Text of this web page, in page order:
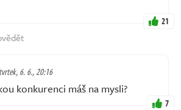
21
6. 6., 20:16
konkurenci máš na mysli?
7